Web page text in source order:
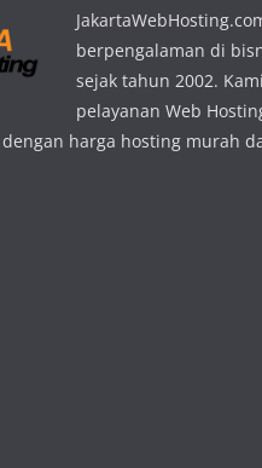
berpengalaman di
sejak tahun 2002.
pelayanan Web
harga hosting murah